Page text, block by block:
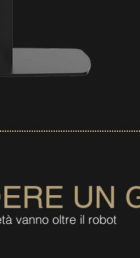
UN
vanno oltre il robot